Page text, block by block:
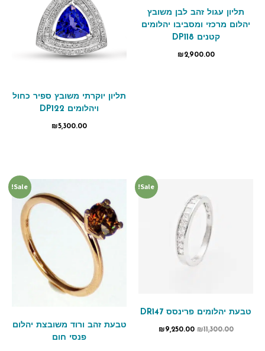
תליון עגול זהב לבן משובץ
יהלום מרכזי ומסביבו יהלומים
קטנים DP118
₪2,900.00
תליון יוקרתי משובץ ספיר כחול
ויהלומים DP122
₪5,300.00
Sale!
טבעת יהלומים פרינסס DR147
₪11,300.00
₪9,250.00
Sale!
טבעת זהב ורוד משובצת יהלום
פנסי חום